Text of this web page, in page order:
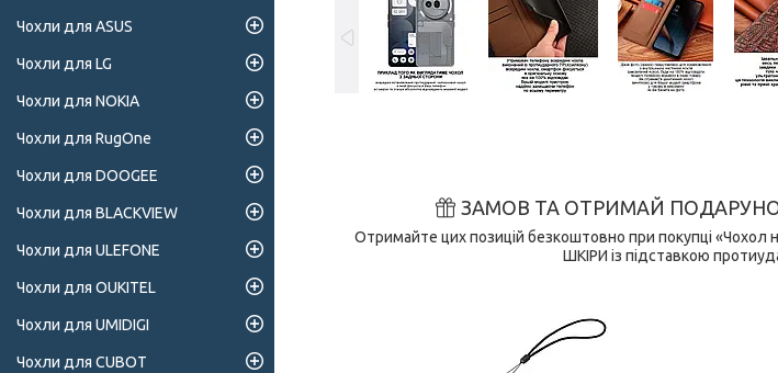
ЗАМОВ ТА ОТРИМАЙ
Отримайте цих позицій безкоштовно при покупці
ШКІРИ із підставкою
Чохли для ASUS
Чохли для LG
Чохли для NOKIA
Чохли для RugOne
Чохли для DOOGEE
Чохли для BLACKVIEW
Чохли для ULEFONE
Чохли для OUKITEL
Чохли для UMIDIGI
Чохли для CUBOT